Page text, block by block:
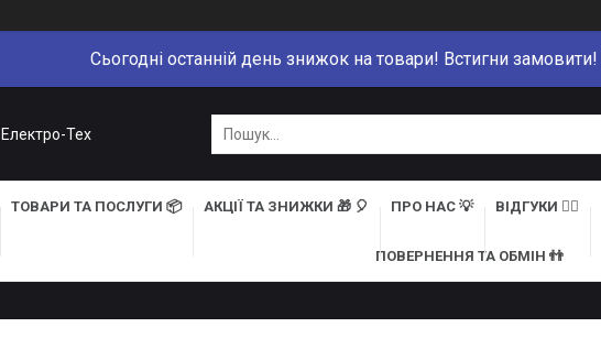
Сьогодні останній день знижок на товари! Встигни замовити!
Електро-Тех
ТОВАРИ ТА ПОСЛУГИ 📦 АКЦІЇ ТА ЗНИЖКИ 🎁 🎈 ПРО НАС 💡 ВІДГУКИ 👍🏻
ПОВЕРНЕННЯ ТА ОБМІН 👬